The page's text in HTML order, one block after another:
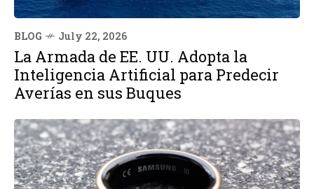
BLOG July 22, 2026
La Armada de EE. UU. Adopta la
Inteligencia Artificial para Predecir
Averías en sus Buques